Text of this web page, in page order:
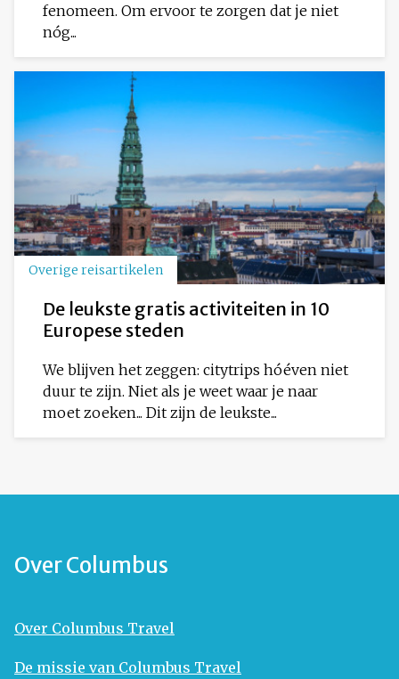
fenomeen. Om ervoor te zorgen dat je niet
nóg...
Overige reisartikelen
De leukste gratis activiteiten in 10
Europese steden
We blijven het zeggen: citytrips hóéven niet
duur te zijn. Niet als je weet waar je naar
moet zoeken... Dit zijn de leukste...
Over Columbus
Over Columbus Travel
De missie van Columbus Travel